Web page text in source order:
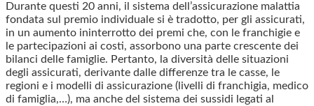
Durante questi 20 anni, il sistema dell’assicurazione malattia
fondata sul premio individuale si è tradotto, per gli assicurati,
in un aumento ininterrotto dei premi che, con le franchigie e
le partecipazioni ai costi, assorbono una parte crescente dei
bilanci delle famiglie. Pertanto, la diversità delle situazioni
degli assicurati, derivante dalle differenze tra le casse, le
regioni e i modelli di assicurazione (livelli di franchigia, medico
di famiglia,…), ma anche del sistema dei sussidi legati al